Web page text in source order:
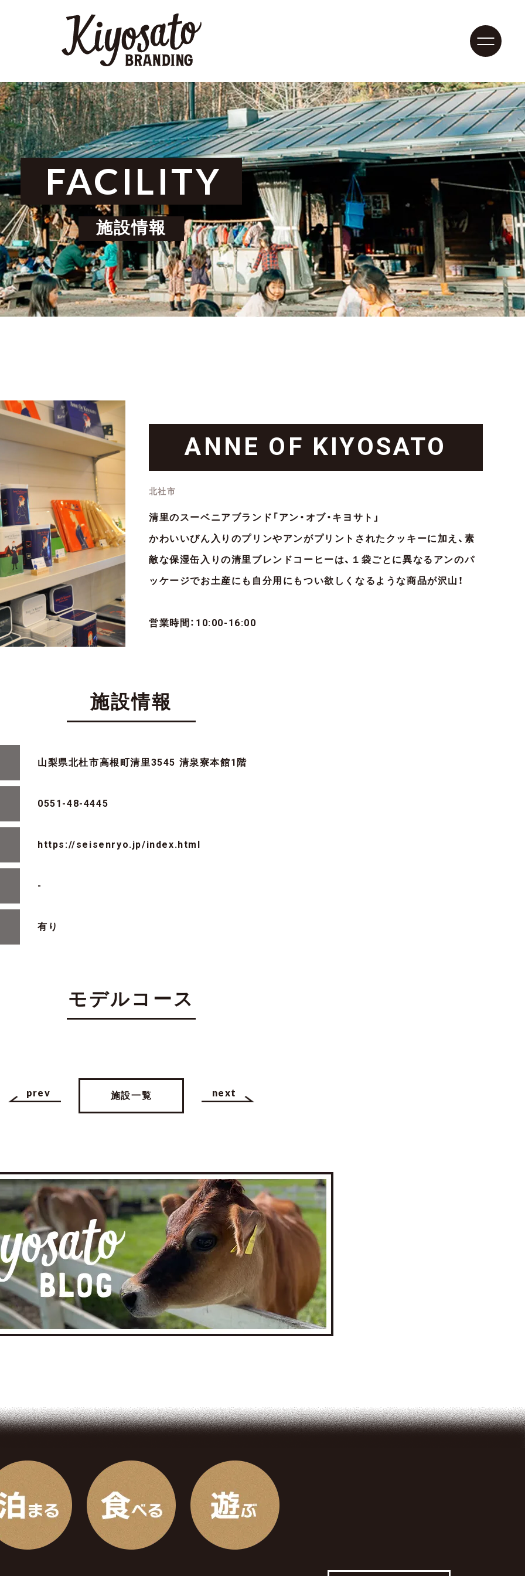
清里紹介
CONTACT
FACILITY
施設情報
ANNE OF KIYOSATO
北社市
清里のスーベニアブランド「アン・オブ・キヨサト」
かわいいびん入りのプリンやアンがプリントされたクッキーに加え、素
敵な保湿缶入りの清里ブレンドコーヒーは、１袋ごとに異なるアンのパ
ッケージでお土産にも自分用にもつい欲しくなるような商品が沢山！
営業時間：10:00-16:00
施設情報
山梨県北杜市高根町清里3545 清泉寮本館1階
0551-48-4445
https://seisenryo.jp/index.html
-
有り
モデルコース
prev 施設一覧 next